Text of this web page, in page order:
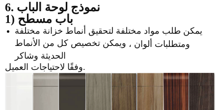
6. نموذج لوحة الباب
1) باب مسطح
يمكن طلب مواد مختلفة لتحقيق أنماط خزانة مختلفة
ومتطلبات ألوان ، ويمكن تخصيص كل من الأنماط
الحديثة وشاكر
وفقًا لاحتياجات العميل.